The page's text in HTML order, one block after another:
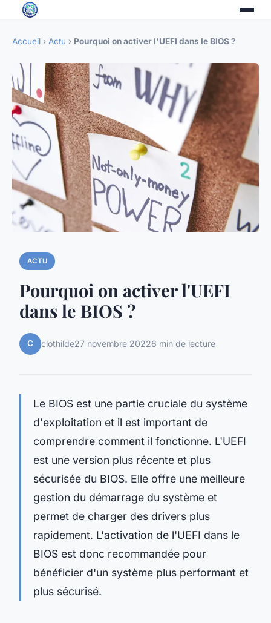
Accueil › Actu › Pourquoi on activer l'UEFI dans le BIOS ?
ACTU
Pourquoi on activer l'UEFI
dans le BIOS ?
C clothilde27 novembre 20226 min de lecture
Le BIOS est une partie cruciale du système
d'exploitation et il est important de
comprendre comment il fonctionne. L'UEFI
est une version plus récente et plus
sécurisée du BIOS. Elle offre une meilleure
gestion du démarrage du système et
permet de charger des drivers plus
rapidement. L'activation de l'UEFI dans le
BIOS est donc recommandée pour
bénéficier d'un système plus performant et
plus sécurisé.